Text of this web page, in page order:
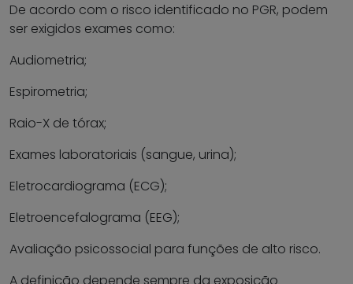
De acordo com o risco identificado no PGR, podem
ser exigidos exames como:
Audiometria;
Espirometria;
Raio-X de tórax;
Exames laboratoriais (sangue, urina);
Eletrocardiograma (ECG);
Eletroencefalograma (EEG);
Avaliação psicossocial para funções de alto risco.